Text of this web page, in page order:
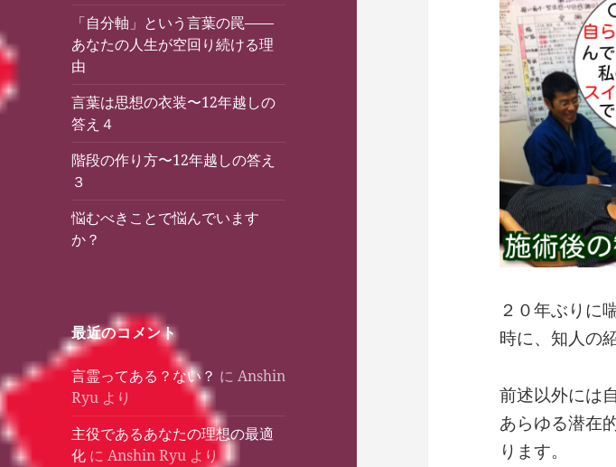
「自分軸」という言葉の罠——
あなたの人生が空回り続ける理
由
言葉は思想の衣装〜12年越しの
答え４
階段の作り方〜12年越しの答え
３
悩むべきことで悩んでいます
か？
最近のコメント
言霊ってある？ない？ にAnshin
Ryu より
主役であるあなたの理想の最適
化 にAnshin Ryu より
２０年ぶりに
時に、知人の
前述以外には
あらゆる潜在
ります。